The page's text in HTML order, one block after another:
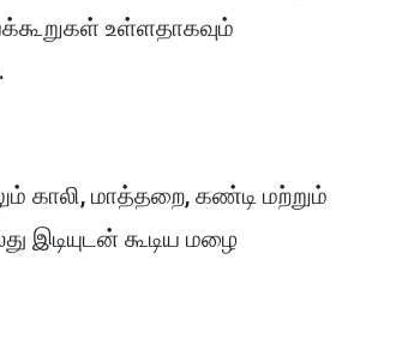
உள்ளதாகவும்
காலி, மாத்தறை, கண்டி மற்றும்
இடியுடன் கூடிய மழை